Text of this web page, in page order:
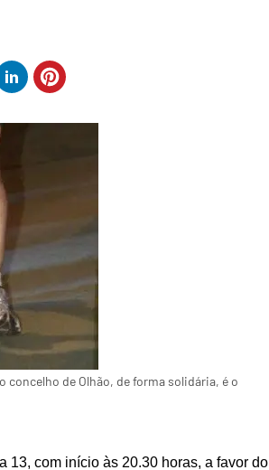
concelho de Olhão, de forma solidária, é o
13, com início às 20.30 horas, a favor do